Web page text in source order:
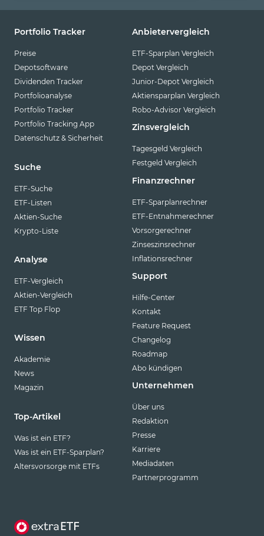
Portfolio Tracker
Preise
Depotsoftware
Dividenden Tracker
Portfolioanalyse
Portfolio Tracker
Portfolio Tracking App
Datenschutz & Sicherheit
Suche
ETF-Suche
ETF-Listen
Aktien-Suche
Krypto-Liste
Analyse
ETF-Vergleich
Aktien-Vergleich
ETF Top Flop
Wissen
Akademie
News
Magazin
Top-Artikel
Was ist ein ETF?
Was ist ein ETF-Sparplan?
Altersvorsorge mit ETFs
Anbietervergleich
ETF-Sparplan Vergleich
Depot Vergleich
Junior-Depot Vergleich
Aktiensparplan Vergleich
Robo-Advisor Vergleich
Zinsvergleich
Tagesgeld Vergleich
Festgeld Vergleich
Finanzrechner
ETF-Sparplanrechner
ETF-Entnahmerechner
Vorsorgerechner
Zinseszinsrechner
Inflationsrechner
Support
Hilfe-Center
Kontakt
Feature Request
Changelog
Roadmap
Abo kündigen
Unternehmen
Über uns
Redaktion
Presse
Karriere
Mediadaten
Partnerprogramm